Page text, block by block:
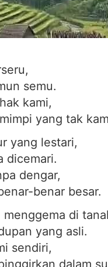
semu.
kami,
yang tak
yang lestari,
dicemari.
dengar,
benar besar.
menggema di
yang asli.
sendiri,